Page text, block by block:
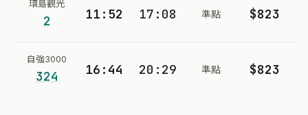
環島觀光
2 11:52 17:08 準點 $823
自強3000
324 16:44 20:29 準點 $823